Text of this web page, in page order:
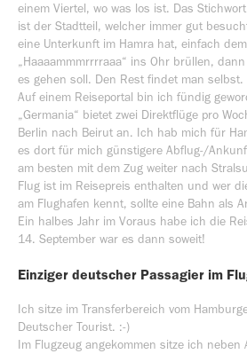
einem Viertel, wo was los ist. Das
ist der Stadtteil, welcher immer gut
eine Unterkunft im Hamra hat, einfach
„Haaaammmrrrraaa“ ins Ohr brüllen,
es gehen soll. Den Rest findet man selbst.
Auf einem Reiseportal bin ich fündig
„Germania“ bietet zwei Direktflüge pro
Berlin nach Beirut an. Ich hab mich für
es dort für mich günstigere Abflug-/
am besten mit dem Zug weiter nach
Flug ist im Reisepreis enthalten und wer
am Flughafen kennt, sollte eine Bahn als
Ein halbes Jahr im Voraus habe ich die
14. September war es dann soweit!
Einziger deutscher Passagier im
Ich sitze im Transferbereich vom
Deutscher Tourist. :-)
Im Flugzeug angekommen sitze ich neben